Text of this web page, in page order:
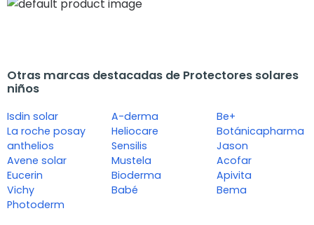
Otras marcas destacadas de Protectores solares
niños
Isdin solar
La roche posay
anthelios
Avene solar
Eucerin
Vichy
Photoderm
A-derma
Heliocare
Sensilis
Mustela
Bioderma
Babé
Be+
Botánicapharma
Jason
Acofar
Apivita
Bema